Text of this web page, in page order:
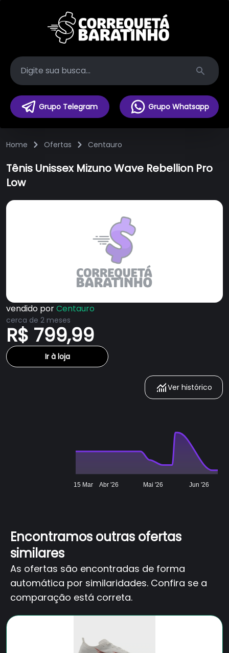
Search
Grupo Telegram Grupo Whatsapp
Home Ofertas Centauro
Tênis Unissex Mizuno Wave Rebellion Pro
Low
vendido porCentauro
cerca de 2 meses
R$ 799,99
Ir à loja
Ver histórico
15 Mar Abr '26 Mai '26 Jun '26
Encontramos outras ofertas
similares
As ofertas são encontradas de forma
automática por similaridades. Confira se a
comparação está correta.